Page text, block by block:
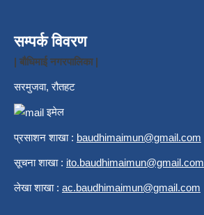
सम्पर्क विवरण
| बौधिमाई नगरपालिका |
सरमुजवा, रौतहट
इमेल
प्रसाशन शाखा : baudhimaimun@gmail.com
सूचना शाखा : ito.baudhimaimun@gmail.com
लेखा शाखा : ac.baudhimaimun@gmail.com